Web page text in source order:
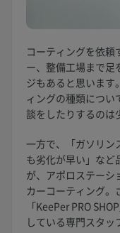
コーティングを依頼
ー、整備工場まで足
ジもあると思います
ィングの種類につ
談をしたりするのは
一方で、「ガソリン
も劣化が早い」など
が、アポロステーシ
カーコーティング
「KeePer PRO
している専門スタッ